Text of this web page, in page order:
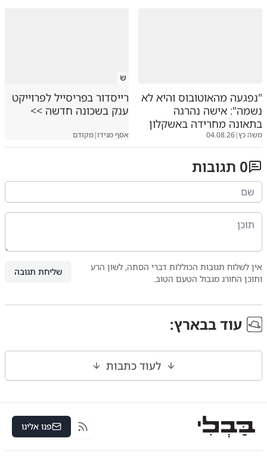
"נפגעה מהאוטובוס והיא לא
נשמה": אישה נהרגה
בתאונה מחרידה באשקלון
משה כץ|
04.08.26
ש
רייסדור בפריסייל לפרוייקט
ענק בשכונה חדשה >>
אסף מגידו|מקודם
0 תגובות
אין לשלוח תגובות הכוללות דברי הסתה, לשון הרע
ותוכן החורג מגבול הטעם הטוב.
שליחת תגובה
עוד בבארץ:
לעוד כתבות
RSS פנו אלינו